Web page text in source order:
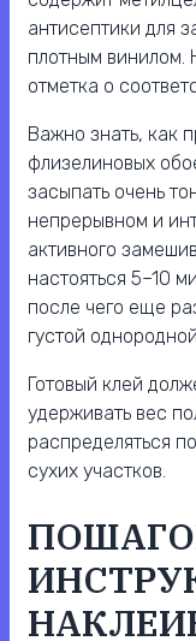
антисептики для
плотным винилом.
отметка о
Важно знать, как
флизелиновых
засыпать очень
непрерывном и
активного
настояться 5–10
после чего еще
густой
Готовый клей
удерживать вес
распределяться
сухих участков.